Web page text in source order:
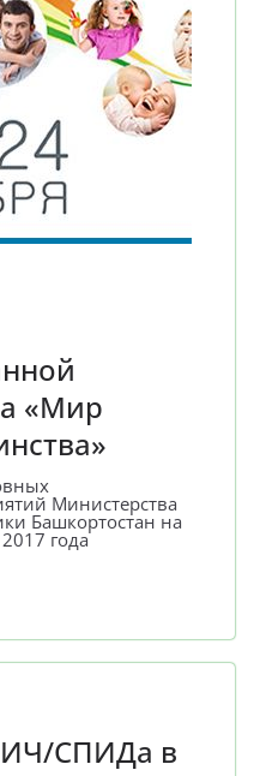
«Мир
Министерства
Башкортостан на
года
СПИДа в